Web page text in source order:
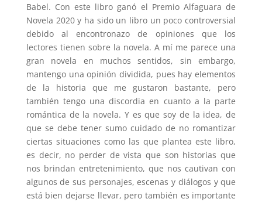
Babel. Con este libro ganó el Premio Alfaguara de
Novela 2020 y ha sido un libro un poco controversial
debido al encontronazo de opiniones que los
lectores tienen sobre la novela. A mí me parece una
gran novela en muchos sentidos, sin embargo,
mantengo una opinión dividida, pues hay elementos
de la historia que me gustaron bastante, pero
también tengo una discordia en cuanto a la parte
romántica de la novela. Y es que soy de la idea, de
que se debe tener sumo cuidado de no romantizar
ciertas situaciones como las que plantea este libro,
es decir, no perder de vista que son historias que
nos brindan entretenimiento, que nos cautivan con
algunos de sus personajes, escenas y diálogos y que
está bien dejarse llevar, pero también es importante